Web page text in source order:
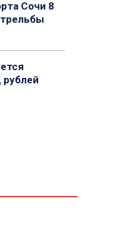
Сочи 8